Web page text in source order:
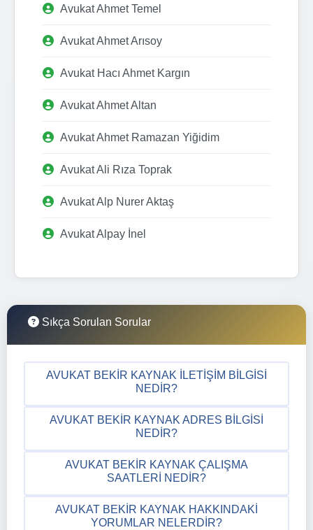
Avukat Ahmet Temel
Avukat Ahmet Arısoy
Avukat Hacı Ahmet Kargın
Avukat Ahmet Altan
Avukat Ahmet Ramazan Yiğidim
Avukat Ali Rıza Toprak
Avukat Alp Nurer Aktaş
Avukat Alpay İnel
Sıkça Sorulan Sorular
AVUKAT BEKIR KAYNAK İLETIŞIM BILGISI
NEDIR?
AVUKAT BEKIR KAYNAK ADRES BILGISI
NEDIR?
AVUKAT BEKIR KAYNAK ÇALIŞMA
SAATLERI NEDIR?
AVUKAT BEKIR KAYNAK HAKKINDAKI
YORUMLAR NELERDIR?